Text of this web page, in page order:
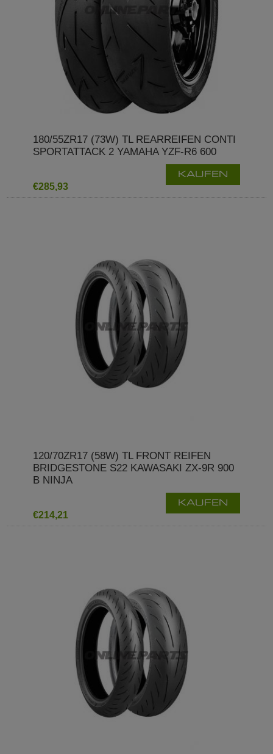
180/55ZR17 (73W) TL REARREIFEN CONTI
SPORTATTACK 2 YAMAHA YZF-R6 600
€285,93
KAUFEN
120/70ZR17 (58W) TL FRONT REIFEN
BRIDGESTONE S22 KAWASAKI ZX-9R 900
B NINJA
€214,21
KAUFEN